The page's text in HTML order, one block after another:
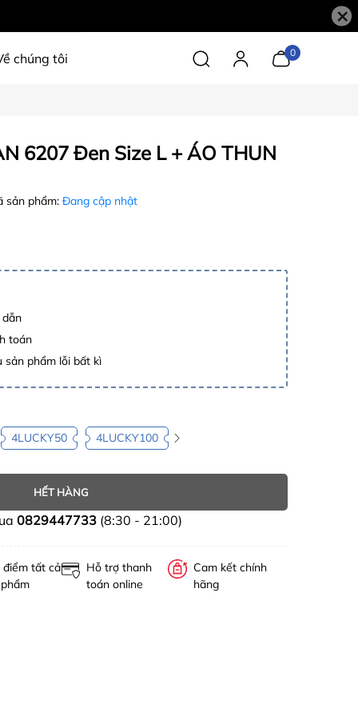
×
chúng tôi 0
6207 Đen Size L + ÁO THUN
sản phẩm: Đang cập nhật
toán
phẩm lỗi bất kì
4LUCKY50 4LUCKY100
HẾT HÀNG
0829447733(8:30 - 21:00)
điểm tất cả
Hỗ trợ thanh
toán online
Cam kết chính
hãng